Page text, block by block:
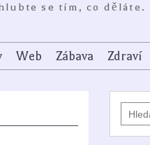
se tím, co děláte.
Web Zábava Zdraví
for: